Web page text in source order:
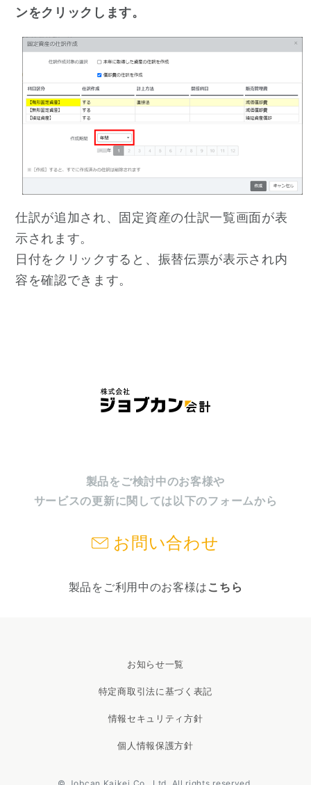
ンをクリックします。
仕訳が追加され、固定資産の仕訳一覧画面が表
示されます。
日付をクリックすると、振替伝票が表示され内
容を確認できます。
製品をご検討中のお客様や
サービスの更新に関しては以下のフォームから
お問い合わせ
製品をご利用中のお客様は こちら
お知らせ一覧
特定商取引法に基づく表記
情報セキュリティ方針
個人情報保護方針